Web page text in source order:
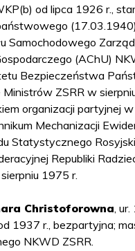
od lipca 1926 r.,
Samochodowego
(AChU)
Bezpieczeństwa
Ministrów ZSRR w
organizacji partyjnej w
Mechanizacji
Statystycznego
Republiki
1975 r.
Christoforowna ,
1937 r., bezpartyjna;
NKWD ZSRR.